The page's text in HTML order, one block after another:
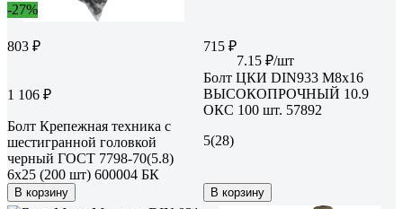
-27%
803 ₽
1 106 ₽
Болт Крепежная техника с
шестигранной головкой
черный ГОСТ 7798-70(5.8)
6x25 (200 шт) 600004 БК
В корзину
715 ₽
7.15 ₽/шт
Болт ЦКИ DIN933 М8х16
ВЫСОКОПРОЧНЫЙ 10.9
ОКС 100 шт. 57892
5(28)
В корзину